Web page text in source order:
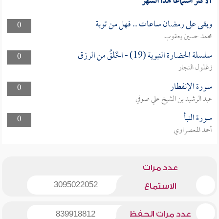
0 وبقى على رمضان ساعات .. فهل من توبة
محمد حسين يعقوب
0
سلسلة الحضارة النبوية (19) - الخَلقُ من الرزق
زغلول النجار
0
سورة الإنفطار
عبد الرشيد بن الشيخ علي صوفي
0
سورة النبأ
أحمد المعصراوي
عدد مرات
الاستماع 3095022052
عدد مرات الحفظ 839918812